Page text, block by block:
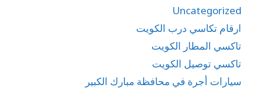
Uncategorized
ارقام تكاسي درب الكويت
تاكسي المطار الكويت
تاكسي توصيل الكويت
سيارات أجرة في محافظة مبارك الكبير